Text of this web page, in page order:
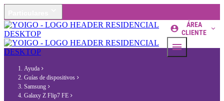
ÁREA
CLIENTE
Ayuda
Guías de dispositivos
Samsung
Galaxy Z Flip7 FE